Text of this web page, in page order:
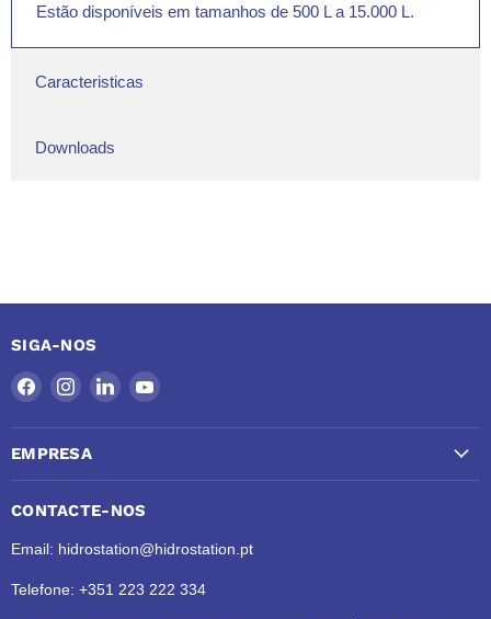
Estão disponíveis em tamanhos de 500 L a 15.000 L.
Caracteristicas
Downloads
SIGA-NOS
Encontre-
nos
no
Facebook
Encontre-
nos
no
Instagram
Encontre-
nos
no
Encontre-
no
EMPRESA
CONTACTE-NOS
Email: hidrostation@hidrostation.pt
Telefone: +351 223 222 334